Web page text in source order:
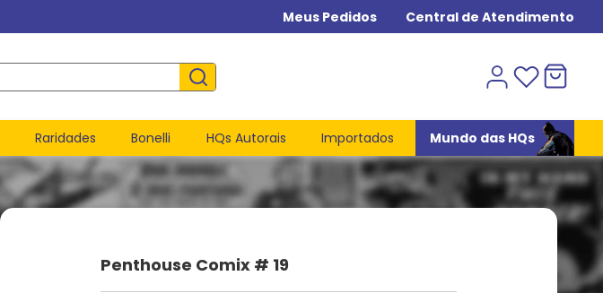
Meus Pedidos Central de Atendimento
Raridades Bonelli HQs Autorais Importados Mundo das HQs
Penthouse Comix # 19